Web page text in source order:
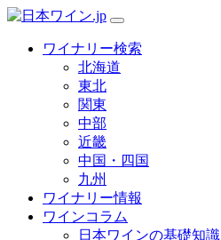
ワイナリー検索
北海道
東北
関東
中部
近畿
中国・四国
九州
ワイナリー情報
ワインコラム
日本ワインの基礎知識